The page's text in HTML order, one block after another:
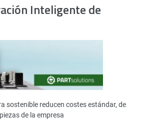
Inteligente de
sostenible reducen costes estándar, de
de la empresa